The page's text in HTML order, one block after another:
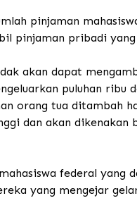
pinjaman
pinjaman pribadi
akan dapat
puluhan ribu
orang tua ditambah
dan akan dikenakan
federal yang
yang mengejar